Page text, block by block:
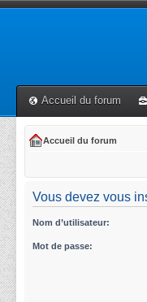
Accueil du forum
Accueil du forum
Vous devez vous
Nom d’utilisateur:
Mot de passe: